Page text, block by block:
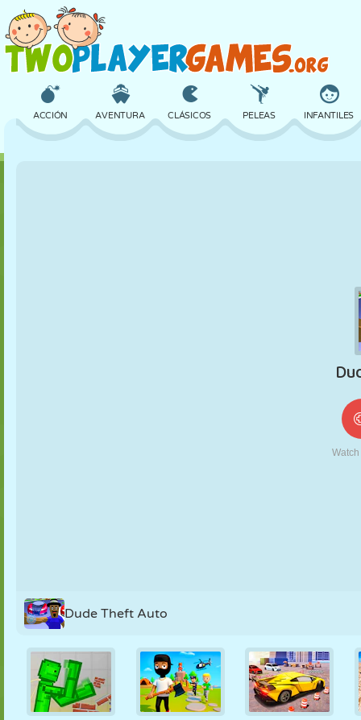
ACCIÓN AVENTURA CLÁSICOS PELEAS INFANTILES
ROBOTS
Dude Theft Auto